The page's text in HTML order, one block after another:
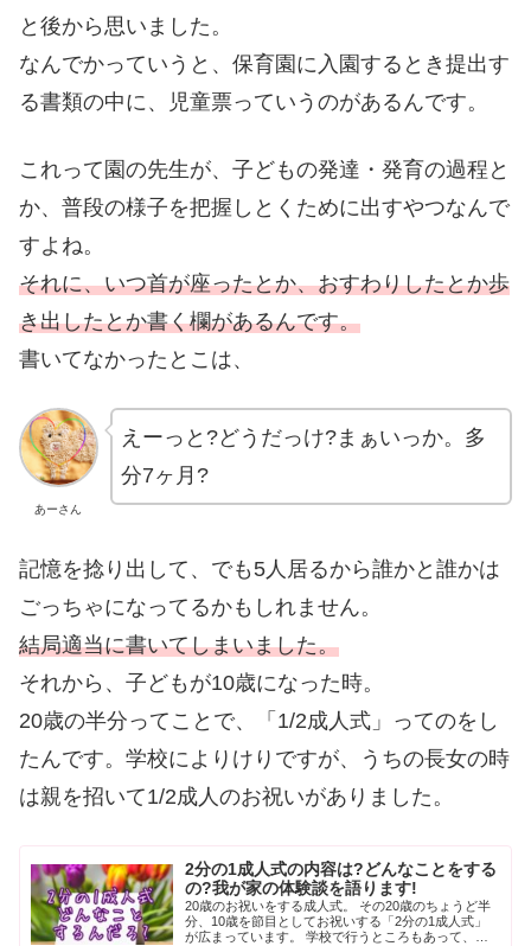
と後から思いました。
なんでかっていうと、保育園に入園するとき提出す
る書類の中に、児童票っていうのがあるんです。
これって園の先生が、子どもの発達・発育の過程と
か、普段の様子を把握しとくために出すやつなんで
すよね。
それに、いつ首が座ったとか、おすわりしたとか歩
き出したとか書く欄があるんです。
書いてなかったとこは、
あーさん
えーっと?どうだっけ?まぁいっか。多
分7ヶ月?
記憶を捻り出して、でも5人居るから誰かと誰かは
ごっちゃになってるかもしれません。
結局適当に書いてしまいました。
それから、子どもが10歳になった時。
20歳の半分ってことで、「1/2成人式」ってのをし
たんです。学校によりけりですが、うちの長女の時
は親を招いて1/2成人のお祝いがありました。
2分の1成人式の内容は?どんなことをする
の?我が家の体験談を語ります!
20歳のお祝いをする成人式。 その20歳のちょうど半
分、10歳を節目としてお祝いする「2分の1成人式」
が広まっています。 学校で行うところもあって、実